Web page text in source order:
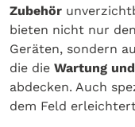
Zubehör
bieten nicht nur
Geräten, sondern
die die Wartung
abdecken. Auch
dem Feld